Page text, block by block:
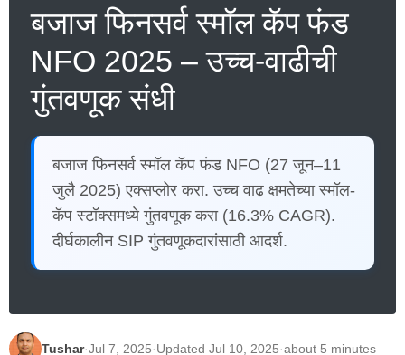
बजाज फिनसर्व स्मॉल कॅप फंड
NFO 2025 – उच्च-वाढीची
गुंतवणूक संधी
बजाज फिनसर्व स्मॉल कॅप फंड NFO (27 जून–11
जुलै 2025) एक्सप्लोर करा. उच्च वाढ क्षमतेच्या स्मॉल-
कॅप स्टॉक्समध्ये गुंतवणूक करा (16.3% CAGR).
दीर्घकालीन SIP गुंतवणूकदारांसाठी आदर्श.
Tushar·Jul 7, 2025·Updated Jul 10, 2025·about 5 minutes